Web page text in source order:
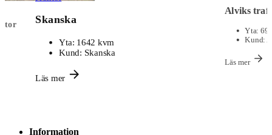
Alviks trafik
Yta: 691 kvm
Kund: Alviks Trafik
Läs mer
Information